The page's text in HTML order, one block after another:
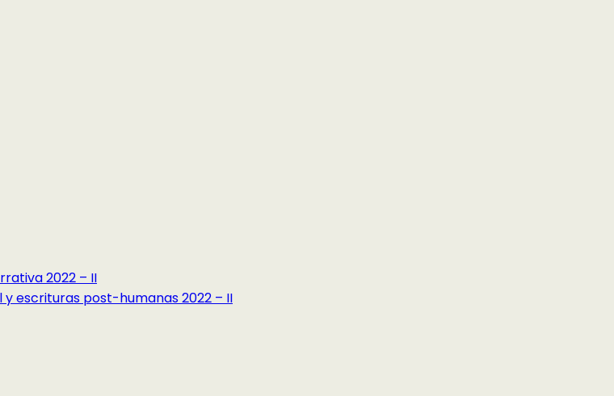
2022 – II
escrituras post-humanas 2022 – II